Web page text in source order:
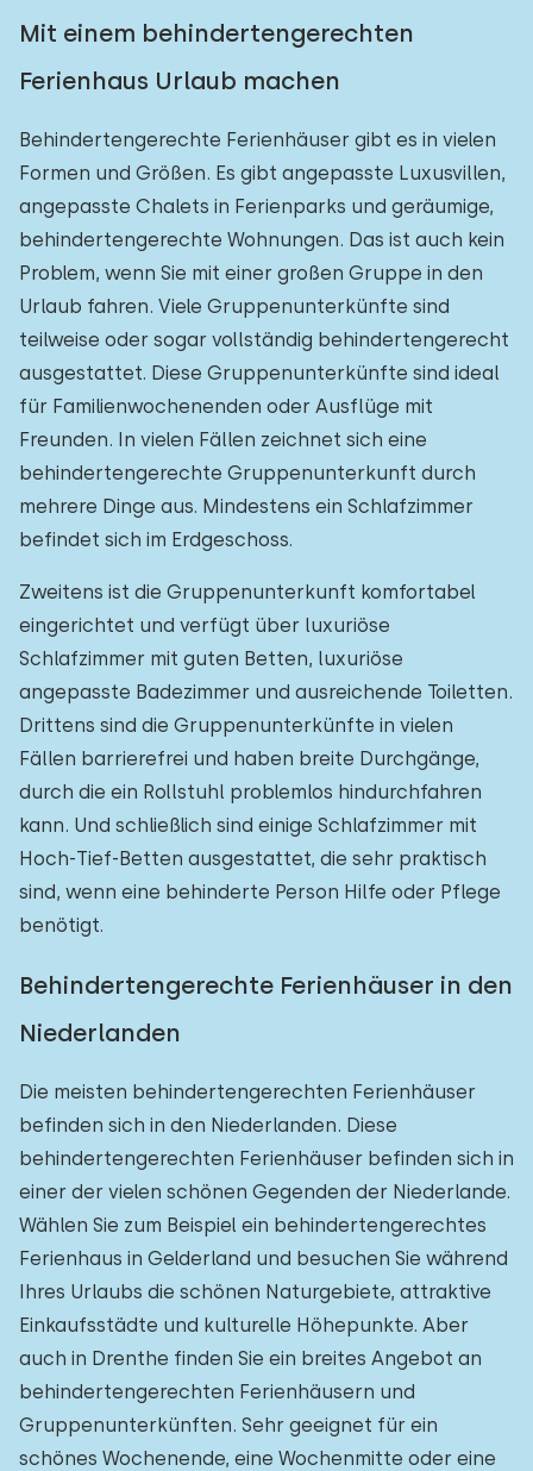
Mit einem behindertengerechten
Ferienhaus Urlaub machen
Behindertengerechte Ferienhäuser gibt es in vielen
Formen und Größen. Es gibt angepasste Luxusvillen,
angepasste Chalets in Ferienparks und geräumige,
behindertengerechte Wohnungen. Das ist auch kein
Problem, wenn Sie mit einer großen Gruppe in den
Urlaub fahren. Viele Gruppenunterkünfte sind
teilweise oder sogar vollständig behindertengerecht
ausgestattet. Diese Gruppenunterkünfte sind ideal
für Familienwochenenden oder Ausflüge mit
Freunden. In vielen Fällen zeichnet sich eine
behindertengerechte Gruppenunterkunft durch
mehrere Dinge aus. Mindestens ein Schlafzimmer
befindet sich im Erdgeschoss.
Zweitens ist die Gruppenunterkunft komfortabel
eingerichtet und verfügt über luxuriöse
Schlafzimmer mit guten Betten, luxuriöse
angepasste Badezimmer und ausreichende Toiletten.
Drittens sind die Gruppenunterkünfte in vielen
Fällen barrierefrei und haben breite Durchgänge,
durch die ein Rollstuhl problemlos hindurchfahren
kann. Und schließlich sind einige Schlafzimmer mit
Hoch-Tief-Betten ausgestattet, die sehr praktisch
sind, wenn eine behinderte Person Hilfe oder Pflege
benötigt.
Behindertengerechte Ferienhäuser in den
Niederlanden
Die meisten behindertengerechten Ferienhäuser
befinden sich in den Niederlanden. Diese
behindertengerechten Ferienhäuser befinden sich in
einer der vielen schönen Gegenden der Niederlande.
Wählen Sie zum Beispiel ein behindertengerechtes
Ferienhaus in Gelderland und besuchen Sie während
Ihres Urlaubs die schönen Naturgebiete, attraktive
Einkaufsstädte und kulturelle Höhepunkte. Aber
auch in Drenthe finden Sie ein breites Angebot an
behindertengerechten Ferienhäusern und
Gruppenunterkünften. Sehr geeignet für ein
schönes Wochenende, eine Wochenmitte oder eine